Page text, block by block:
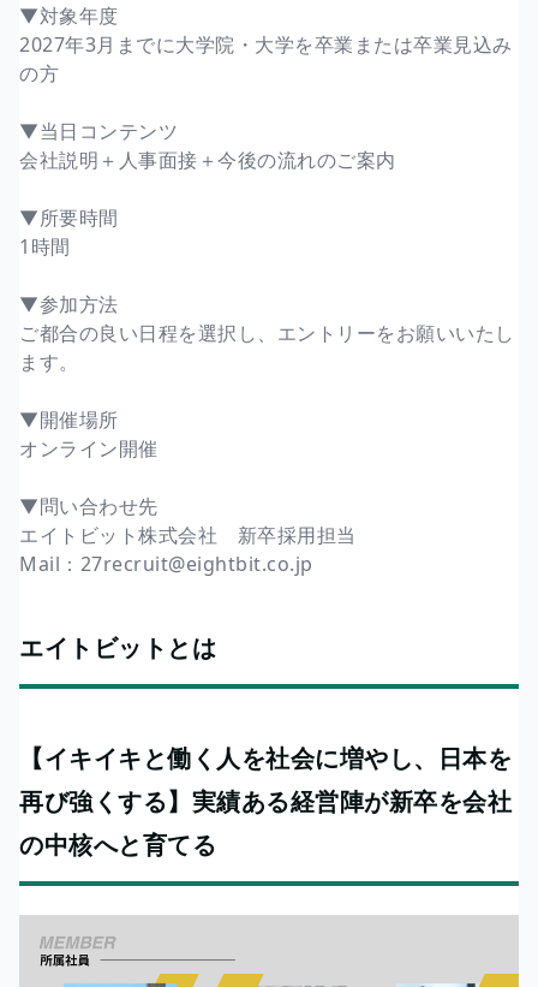
▼対象年度
2027年3月までに大学院・大学を卒業または卒業見込み
の方
▼当日コンテンツ
会社説明＋人事面接＋今後の流れのご案内
▼所要時間
1時間
▼参加方法
ご都合の良い日程を選択し、エントリーをお願いいたし
ます。
▼開催場所
オンライン開催
▼問い合わせ先
エイトビット株式会社 新卒採用担当
Mail：27recruit@eightbit.co.jp
エイトビットとは
【イキイキと働く人を社会に増やし、日本を
再び強くする】実績ある経営陣が新卒を会社
の中核へと育てる